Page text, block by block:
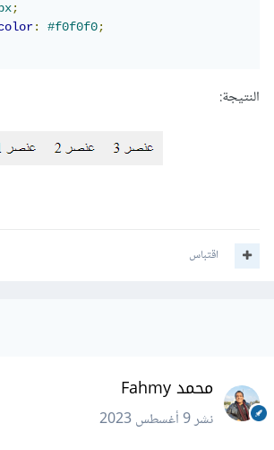
;
color: #f0f0f0;
النتيجة:
اقتباس
محمد Fahmy
نشر9 أغسطس 2023